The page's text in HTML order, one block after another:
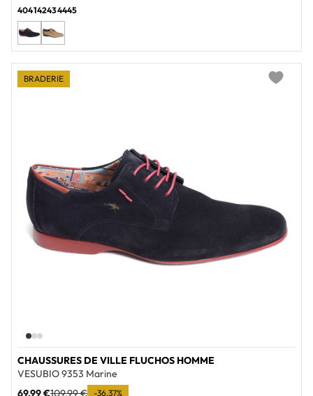
404142434445
CHAUSSURES DE VILLE FLUCHOS HOMME
VESUBIO 9353 Marine
69,99 €109,99 € -36,37%
BRADERIE